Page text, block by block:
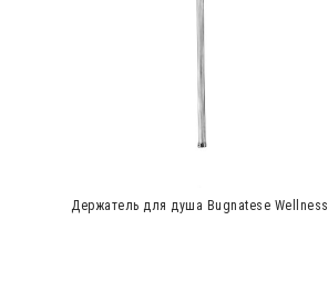
Держатель для душа Bugnatese